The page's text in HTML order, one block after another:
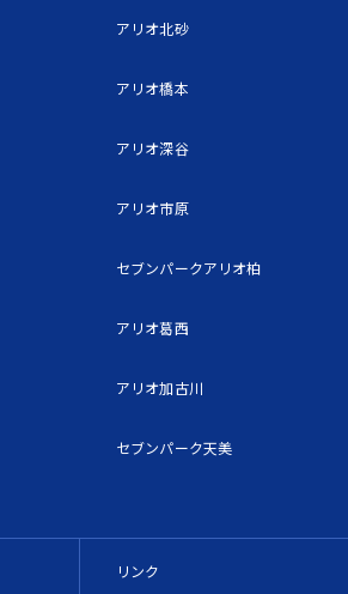
アリオ北砂
アリオ橋本
アリオ深谷
アリオ市原
セブンパークアリオ柏
アリオ葛西
アリオ加古川
セブンパーク天美
リンク